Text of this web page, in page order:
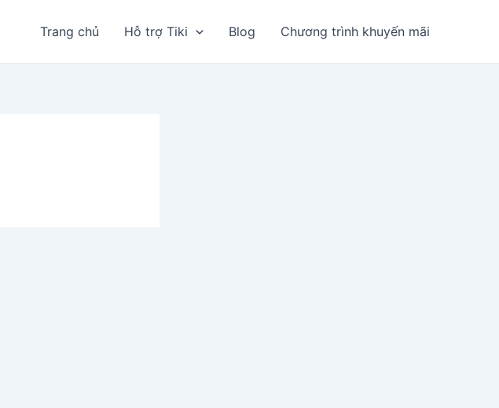
Trang chủ Hỗ trợ Tiki Blog Chương trình khuyến mãi